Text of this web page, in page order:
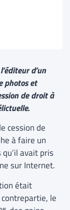
d’un
photos et
de droit à
cession de
à faire un
avait pris
sur Internet.
était
le